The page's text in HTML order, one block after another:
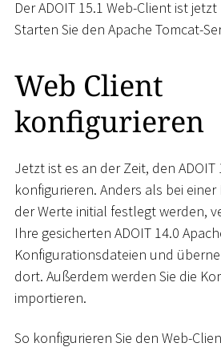
Der ADOIT 15.1 Web-Client ist
Starten Sie den Apache Tomcat-
Web Client
konfigurieren
Jetzt ist es an der Zeit, den ADOIT
konfigurieren. Anders als bei
der Werte initial festlegt werden,
Ihre gesicherten ADOIT 14.0
Konfigurationsdateien und
dort. Außerdem werden Sie die
importieren.
So konfigurieren Sie den Web-